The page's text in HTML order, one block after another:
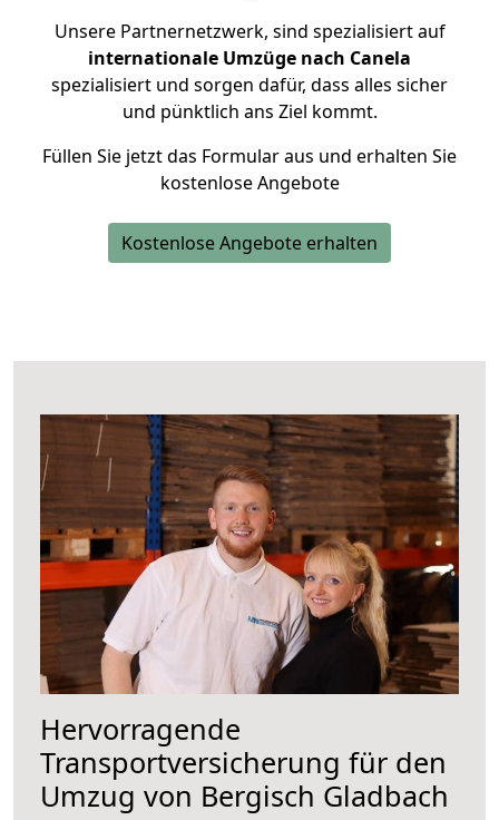
Unsere Partnernetzwerk, sind spezialisiert auf
internationale Umzüge nach Canela
spezialisiert und sorgen dafür, dass alles sicher
und pünktlich ans Ziel kommt.
Füllen Sie jetzt das Formular aus und erhalten Sie
kostenlose Angebote
Kostenlose Angebote erhalten
Hervorragende
Transportversicherung für den
Umzug von Bergisch Gladbach